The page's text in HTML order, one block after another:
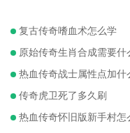
复古传奇嗜血术怎么学
原始传奇生肖合成需要什
热血传奇战士属性点加什
传奇虎卫死了多久刷
热血传奇怀旧版新手村怎